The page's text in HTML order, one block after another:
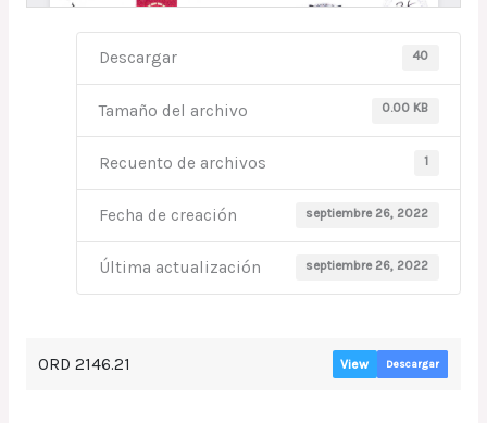
Descargar 40
Tamaño del archivo 0.00 KB
Recuento de archivos 1
Fecha de creación septiembre 26, 2022
Última actualización septiembre 26, 2022
ORD 2146.21 View Descargar